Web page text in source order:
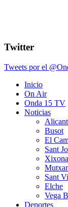
Twitter
Tweets por el
Inicio
On Air
Onda 15 TV
Noticias
Busot
El
Sant
Xixona
Sant
Elche
Vega
Deportes